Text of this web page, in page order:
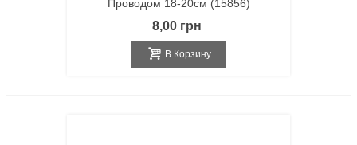
Проводом 18-20см (15856)
8,00 грн
В Корзину